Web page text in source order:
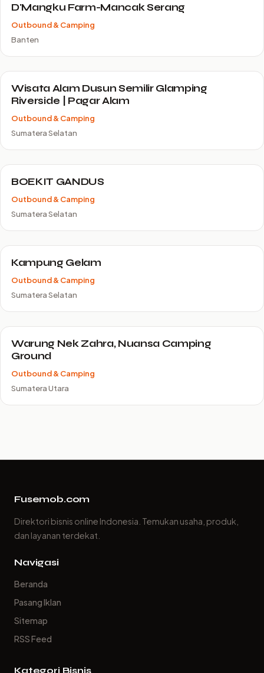
D'Mangku Farm-Mancak Serang
Outbound & Camping
Banten
Wisata Alam Dusun Semilir Glamping
Riverside | Pagar Alam
Outbound & Camping
Sumatera Selatan
BOEKIT GANDUS
Outbound & Camping
Sumatera Selatan
Kampung Gelam
Outbound & Camping
Sumatera Selatan
Warung Nek Zahra, Nuansa Camping
Ground
Outbound & Camping
Sumatera Utara
Fusemob.com
Direktori bisnis online Indonesia. Temukan usaha, produk,
dan layanan terdekat.
Navigasi
Beranda
Pasang Iklan
Sitemap
RSS Feed
Kategori Bisnis